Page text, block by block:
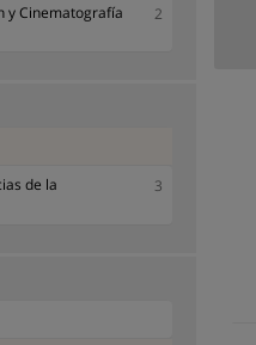
y Cinematografía
2
de la
3